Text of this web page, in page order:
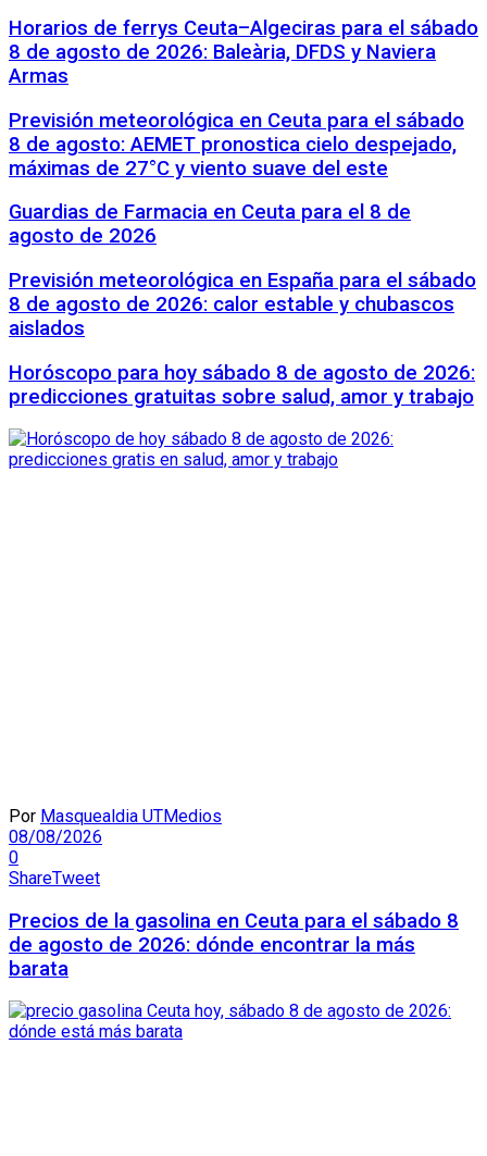
Horarios de ferrys Ceuta–Algeciras para el sábado
8 de agosto de 2026: Baleària, DFDS y Naviera
Armas
Previsión meteorológica en Ceuta para el sábado
8 de agosto: AEMET pronostica cielo despejado,
máximas de 27°C y viento suave del este
Guardias de Farmacia en Ceuta para el 8 de
agosto de 2026
Previsión meteorológica en España para el sábado
8 de agosto de 2026: calor estable y chubascos
aislados
Horóscopo para hoy sábado 8 de agosto de 2026:
predicciones gratuitas sobre salud, amor y trabajo
Por Masquealdia UTMedios
08/08/2026
0
ShareTweet
Precios de la gasolina en Ceuta para el sábado 8
de agosto de 2026: dónde encontrar la más
barata